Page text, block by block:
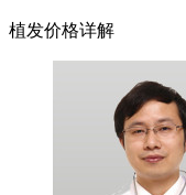
植发价格详解